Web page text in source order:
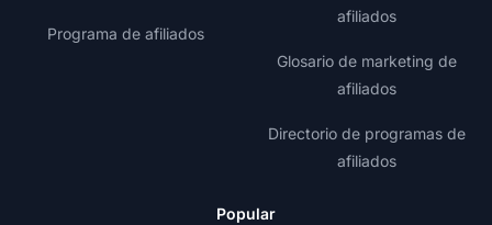
Programa de afiliados
afiliados
Glosario de marketing de
afiliados
Directorio de programas de
afiliados
Popular